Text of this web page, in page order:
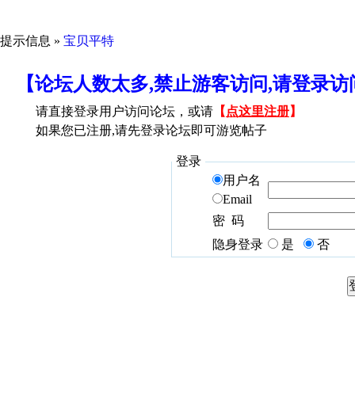
提示信息 » 宝贝平特
【论坛人数太多,禁止游客访问,请登录
请直接登录用户访问论坛，或请 【 点这里注册】
如果您已注册,请先登录论坛即可游览帖子
登录
用户名
Email
密 码
隐身登录
是 否